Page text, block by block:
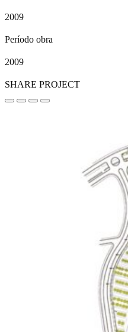
2009
Período obra
2009
SHARE PROJECT